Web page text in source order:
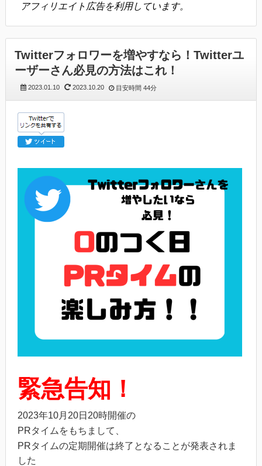
アフィリエイト広告を利用しています。
Twitterフォロワーを増やすなら！Twitterユ
ーザーさん必見の方法はこれ！
2023.01.10 2023.10.20 目安時間 44分
緊急告知！
2023年10月20日20時開催の
PRタイムをもちまして、
PRタイムの定期開催は終了となることが発表されま
した